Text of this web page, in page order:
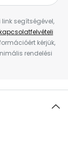
segítségével,
kérjük,
rendelési